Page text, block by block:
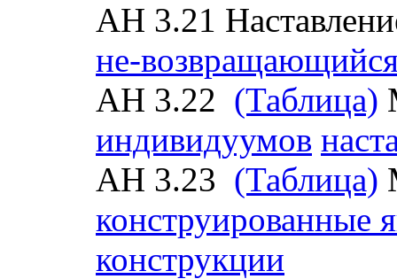
АН 3.21
не-
АН 3.22 (Таблица)
индивидуумов
АН 3.23 (Таблица)
конструированные
конструкции